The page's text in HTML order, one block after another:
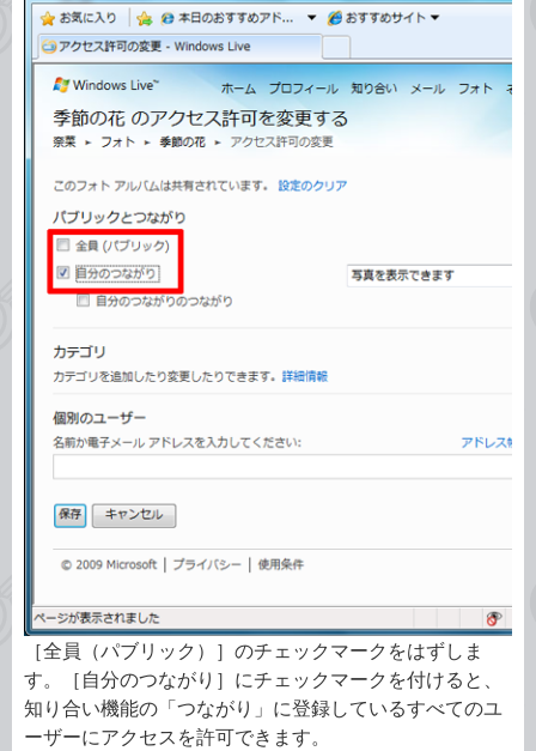
［全員（パブリック）］のチェックマークをはずしま
す。［自分のつながり］にチェックマークを付けると、
知り合い機能の「つながり」に登録しているすべてのユ
ーザーにアクセスを許可できます。